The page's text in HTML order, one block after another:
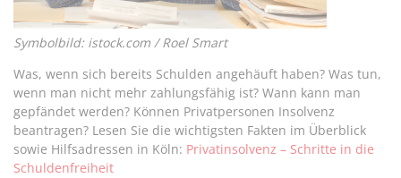
Symbolbild: istock.com / Roel Smart
Was, wenn sich bereits Schulden angehäuft haben? Was tun,
wenn man nicht mehr zahlungsfähig ist? Wann kann man
gepfändet werden? Können Privatpersonen Insolvenz
beantragen? Lesen Sie die wichtigsten Fakten im Überblick
sowie Hilfsadressen in Köln: Privatinsolvenz – Schritte in die
Schuldenfreiheit